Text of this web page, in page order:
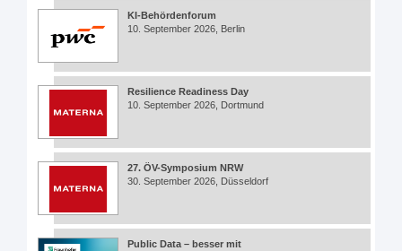
KI-Behördenforum
10. September 2026, Berlin
Resilience Readiness Day
10. September 2026, Dortmund
27. ÖV-Symposium NRW
30. September 2026, Düsseldorf
Public Data – besser mit